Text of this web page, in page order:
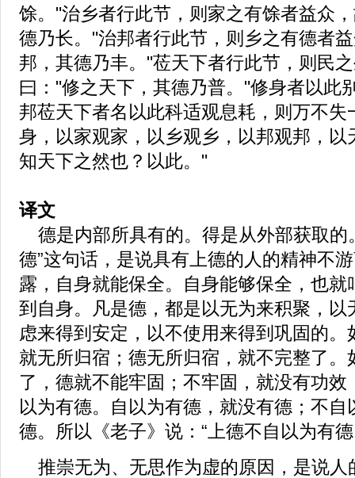
馀。"治乡者行此节，则家之有馀者益众
德乃长。"治邦者行此节，则乡之有德者
邦，其德乃丰。"莅天下者行此节，则民
曰："修之天下，其德乃普。"修身者以此
邦莅天下者名以此科适观息耗，则万不失
身，以家观家，以乡观乡，以邦观邦，以
知天下之然也？以此。"
译文
德是内部所具有的。得是从外部获取的
德”这句话，是说具有上德的人的精神不
露，自身就能保全。自身能够保全，也就
到自身。凡是德，都是以无为来积聚，以
虑来得到安定，以不使用来得到巩固的
就无所归宿；德无所归宿，就不完整了。
了，德就不能牢固；不牢固，就没有功
以为有德。自以为有德，就没有德；不
德。所以《老子》说：“上德不自以为有
推崇无为、无思作为虚的原因，是说人